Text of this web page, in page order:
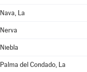
Nava, La
Nerva
Niebla
Palma del Condado, La